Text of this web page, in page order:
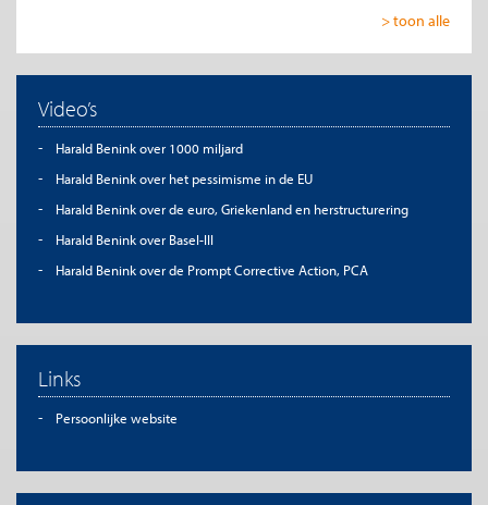
> toon alle
Video’s
Harald Benink over 1000 miljard
Harald Benink over het pessimisme in de EU
Harald Benink over de euro, Griekenland en herstructurering
Harald Benink over Basel-III
Harald Benink over de Prompt Corrective Action, PCA
Links
Persoonlijke website